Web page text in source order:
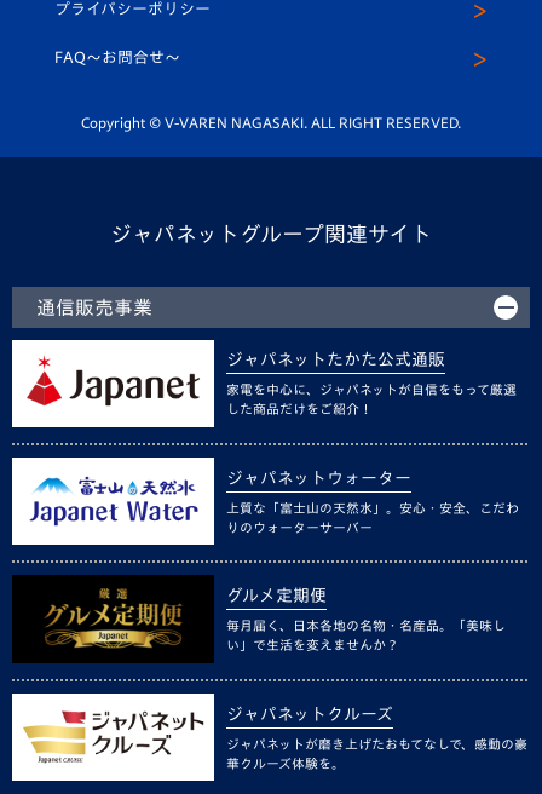
平和祈念活動
ホームタウン活動
スクール
公式LINE＠
プライバシーポリシー
FAQ〜お問合せ〜
Copyright © V-VAREN NAGASAKI. ALL RIGHT RESERVED.
ジャパネットグループ関連サイト
通信販売事業
ジャパネットたかた公式通販
家電を中心に、ジャパネットが自信をもって厳選
した商品だけをご紹介！
ジャパネットウォーター
上質な「富士山の天然水」。安心・安全、こだわ
りのウォーターサーバー
グルメ定期便
毎月届く、日本各地の名物・名産品。「美味し
い」で生活を変えませんか？
ジャパネットクルーズ
ジャパネットが磨き上げたおもてなしで、感動の豪
華クルーズ体験を。